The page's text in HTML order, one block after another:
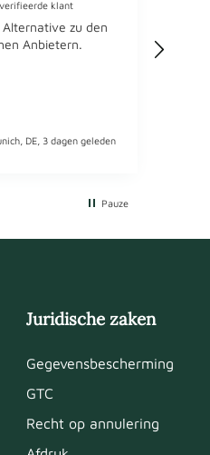
klant
zu den
Anbietern.
DE, 3 dagen geleden
Pauze
Juridische zaken
Gegevensbescherming
GTC
Recht op annulering